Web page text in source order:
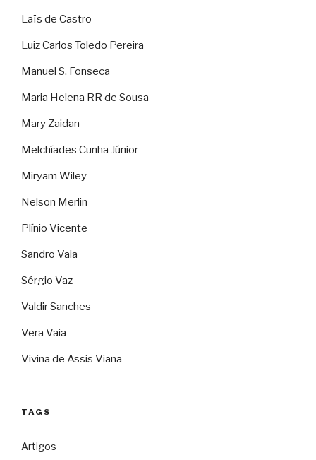
Laïs de Castro
Luiz Carlos Toledo Pereira
Manuel S. Fonseca
Maria Helena RR de Sousa
Mary Zaidan
Melchíades Cunha Júnior
Miryam Wiley
Nelson Merlin
Plínio Vicente
Sandro Vaia
Sérgio Vaz
Valdir Sanches
Vera Vaia
Vivina de Assis Viana
TAGS
Artigos